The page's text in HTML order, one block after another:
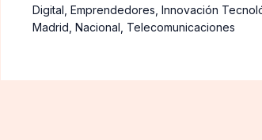
Digital Emprendedores Innovación
Madrid Nacional Telecomunicaciones